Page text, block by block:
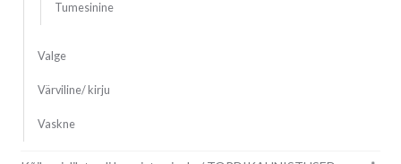
Tumesinine
Valge
Värviline/ kirju
Vaskne